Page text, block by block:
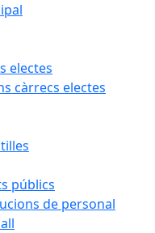
electes
càrrecs electes
públics
de personal